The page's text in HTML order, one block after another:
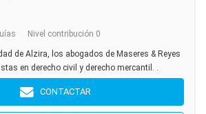
Nivel contribución 0
de Alzira, los abogados de Maseres & Reyes
en derecho civil y derecho mercantil. .
CONTACTAR